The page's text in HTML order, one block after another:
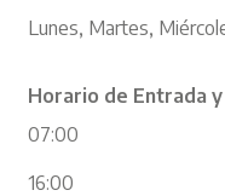
Lunes, Martes,
Horario de Entrada y
07:00
16:00